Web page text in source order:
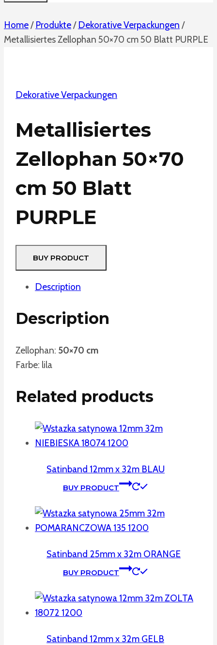
Home/ Produkte/ Dekorative Verpackungen /
Metallisiertes Zellophan 50×70 cm 50 Blatt PURPLE
Dekorative Verpackungen
Metallisiertes
Zellophan 50×70
cm 50 Blatt
PURPLE
BUY PRODUCT
Description
Description
Zellophan: 50×70 cm
Farbe: lila
Related products
Satinband 12mm x 32m BLAU
BUY PRODUCT
Satinband 25mm x 32m ORANGE
BUY PRODUCT
Satinband 12mm x 32m GELB